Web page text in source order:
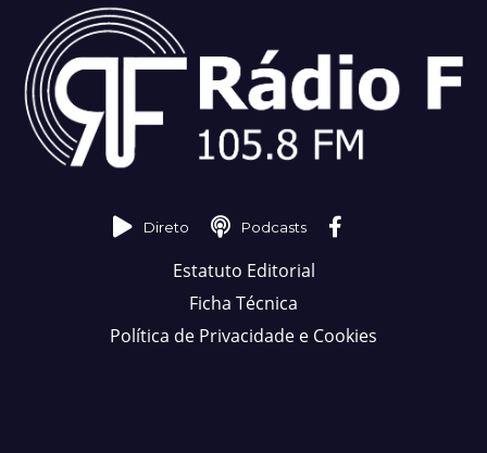
Direto Podcasts
Estatuto Editorial
Ficha Técnica
Política de Privacidade e Cookies